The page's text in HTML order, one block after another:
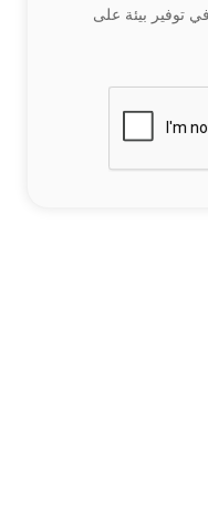
توفير بيئة على